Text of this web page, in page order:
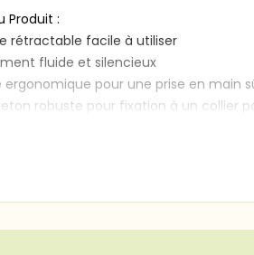
Produit :
rétractable facile à utiliser
fluide et silencieux
ergonomique pour une prise en main
robuste pour fixation à un collier